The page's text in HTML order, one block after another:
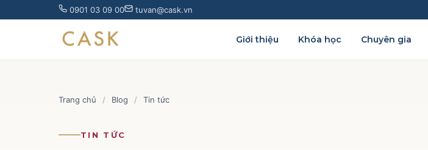
0901 03 09 00 tuvan@cask.vn
Giới thiệu Khóa học Chuyên gia
Trang chủ / Blog / Tin tức
TIN TỨC